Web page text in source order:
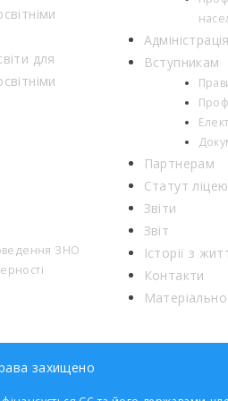
для
ЗНО
Вступникам
Партнерам
Статут ліцею
Звіти
Звіт
Історії з
Контакти
захищено